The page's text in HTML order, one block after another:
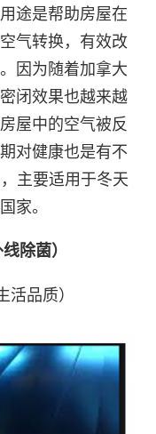
途是帮助房屋在
气转换，有效改
因为随着加拿大
闭效果也越来越
屋中的空气被反
对健康也是有不
主要适用于冬天
家。
除菌）
品质）